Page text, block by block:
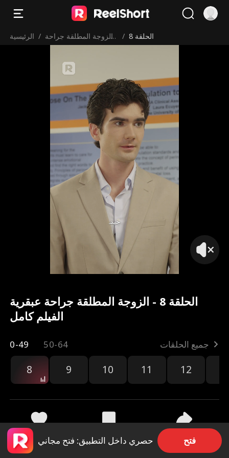
الرئيسية / الزوجة المطلقة جراحة
/ الحلقة 8
الحلقة 8 - الزوجة المطلقة جراحة عبقرية
الفيلم كامل
0-49 50-64 جميع الحلقات
8 9 10 11 12
1.2k 9.1k مشاركة حصري داخل التطبيق: فتح مجاني فتح